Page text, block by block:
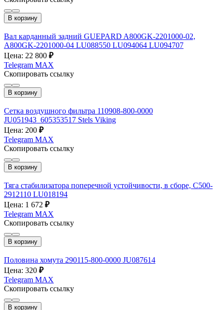
В корзину
Вал карданный задний GUEPARD A800GK-2201000-02,
A800GK-2201000-04 LU088550 LU094064 LU094707
Цена: 22 800 ₽
Telegram MAX
Скопировать ссылку
В корзину
Сетка воздушного фильтра 110908-800-0000
JU051943_605353517 Stels Viking
Цена: 200 ₽
Telegram MAX
Скопировать ссылку
В корзину
Тяга стабилизатора поперечной устойчивости, в сборе, C500-
2912110 LU018194
Цена: 1 672 ₽
Telegram MAX
Скопировать ссылку
В корзину
Половина хомута 290115-800-0000 JU087614
Цена: 320 ₽
Telegram MAX
Скопировать ссылку
В корзину